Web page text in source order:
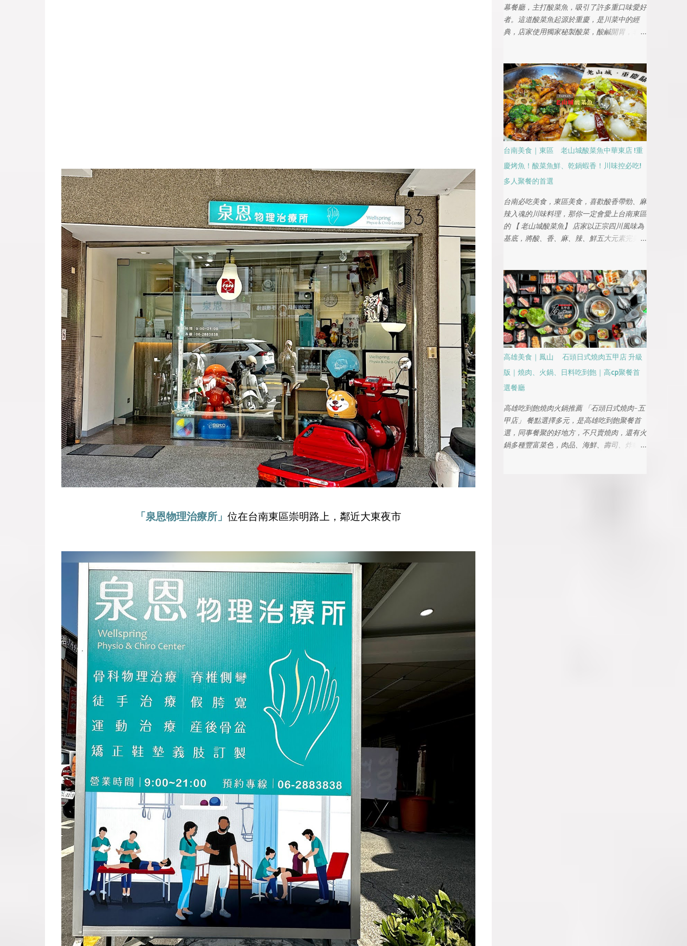
「泉恩物理治療所」 位在台南東區崇明路上，鄰近大東夜市
幕餐廳，主打酸菜魚，吸引了許多重口味愛好
者。這道酸菜魚起源於重慶，是川菜中的經
典，店家使用獨家秘製酸菜，酸鹹開胃，非常
安南區新興的美食熱點，讓人一嚐就難以忘
懷。
台南美食｜東區 老山城酸菜魚中華東店 !重
慶烤魚！酸菜魚鮮、乾鍋蝦香！川味控必吃!
多人聚餐的首選
台南必吃美食，東區美食，喜歡酸香帶勁、麻
辣入魂的川味料理，那你一定會愛上台南東區
的 【 老山城酸菜魚】 店家以正宗四川風味為
基底，將酸、香、麻、辣、鮮五大元素完美融
富、口味飽滿又下飯，再加上份量大、空間寬
敞又適合多人共享，非常適合家庭聚餐、朋友
聚會或公司聚餐，是近期台南最值得收藏的川
味名單之一
高雄美食｜鳳山 石頭日式燒肉五甲店 升級
版｜燒肉、火鍋、日料吃到飽｜高cp聚餐首
選餐廳
高雄吃到飽燒肉火鍋推薦 「石頭日式燒肉-五
甲店」 餐點選擇多元，是高雄吃到飽聚餐首
選，同事餐聚的好地方，不只賣燒肉，還有火
鍋多種豐富菜色，肉品、海鮮、壽司、炸物